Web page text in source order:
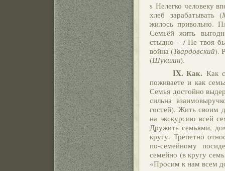
s Нелегко человеку
хлеб зарабатывать (
жилось привольно.
Семьёй жить
стыдно - / Не твоя
война (Твардовский).
(Шукшин).
IX. Как. Как
поживаете и как
Семья достойно
сильна
гостей). Жить своим
на экскурсию всей
Дружить семьями,
кругу. Трепетно
по-семейному
семейно (в кругу
«Просим к нам всем